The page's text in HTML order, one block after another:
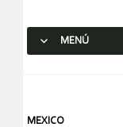
MENÚ
MEXICO